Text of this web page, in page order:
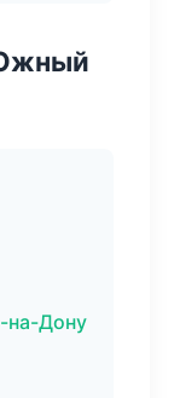
на-Дону